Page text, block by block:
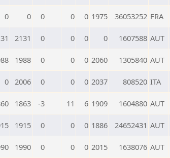
0 0 0 0 0 1975 36053252 FRA
2131 0 0 0 0 1607588 AUT
1988 0 0 0 2060 1305840 AUT
0 2006 0 0 0 2037 808520 ITA
1863 -3 11 6 1909 1604880 AUT
1915 0 0 0 1886 24652431 AUT
1990 0 0 0 2015 1638076 AUT